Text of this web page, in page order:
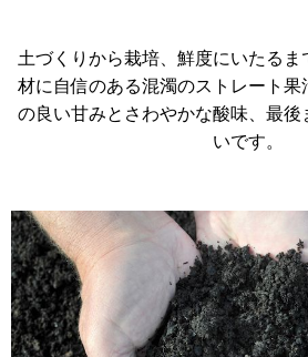
土づくりから栽培、鮮度にいたる
材に自信のある混濁のストレート果
の良い甘みとさわやかな酸味、最後
いです。